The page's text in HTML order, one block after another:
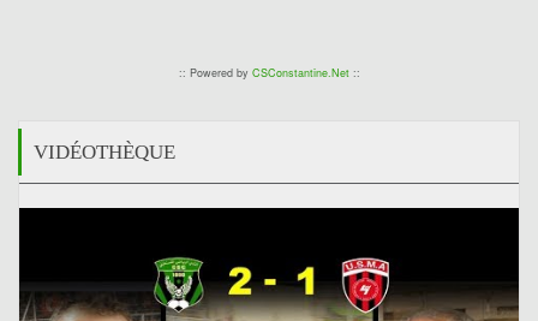
:: Powered by CSConstantine.Net::
VIDÉOTHÈQUE